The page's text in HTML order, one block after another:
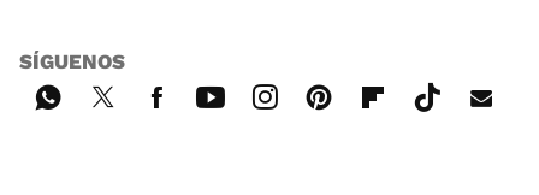
SÍGUENOS